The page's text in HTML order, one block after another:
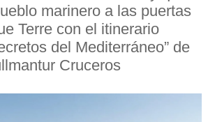
marinero a las puertas
Terre con el itinerario
del Mediterráneo” de
Cruceros